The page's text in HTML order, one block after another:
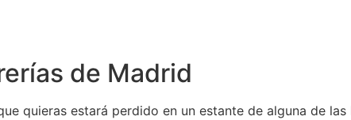
de Madrid
quieras estará perdido en un estante de alguna de